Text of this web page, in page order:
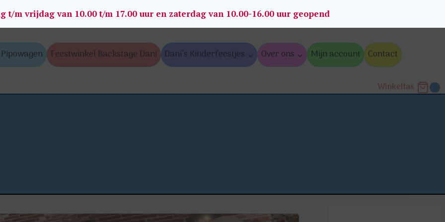
t/m vrijdag van 10.00 t/m 17.00 uur en zaterdag van 10.00-16.00 uur geopend
Pipowagen Feestwinkel Backstage Dani Dani’s Kinderfeestjes Over ons Mijn account Contact
Winkeltas